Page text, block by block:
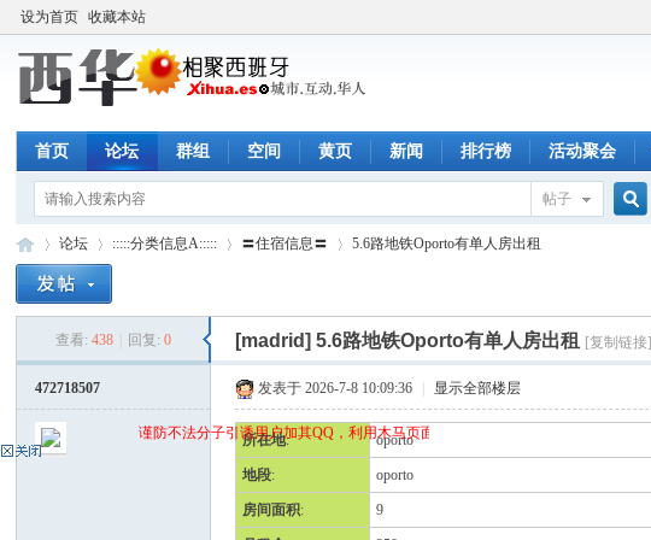
设为首页 收藏本站
首页 论坛 群组 空间 黄页 新闻 排行榜 活动聚会
帖子
索
论坛
›
:::::分类信息A::::: 〓住宿信息〓
›
5.6路地铁Oporto有单人房出租
查看: 438 回复: 0 [madrid]5.6路地铁Oporto有单人房出租 [复制链接]
472718507 发表于 2026-7-8 10:09:36 显示全部楼层
所在地: oporto
地段: oporto
房间面积: 9
谨防不法分子引诱用户加其QQ，利用木马页面(QQ空间)骗取qq密码